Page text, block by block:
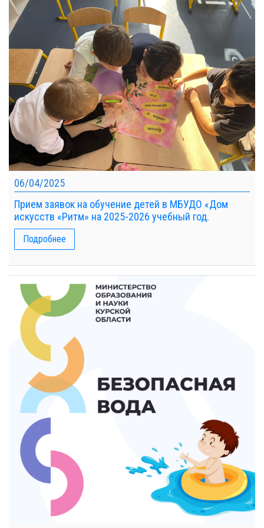
06/04/2025
Прием заявок на обучение детей в МБУДО «Дом
искусств «Ритм» на 2025-2026 учебный год.
Подробнее